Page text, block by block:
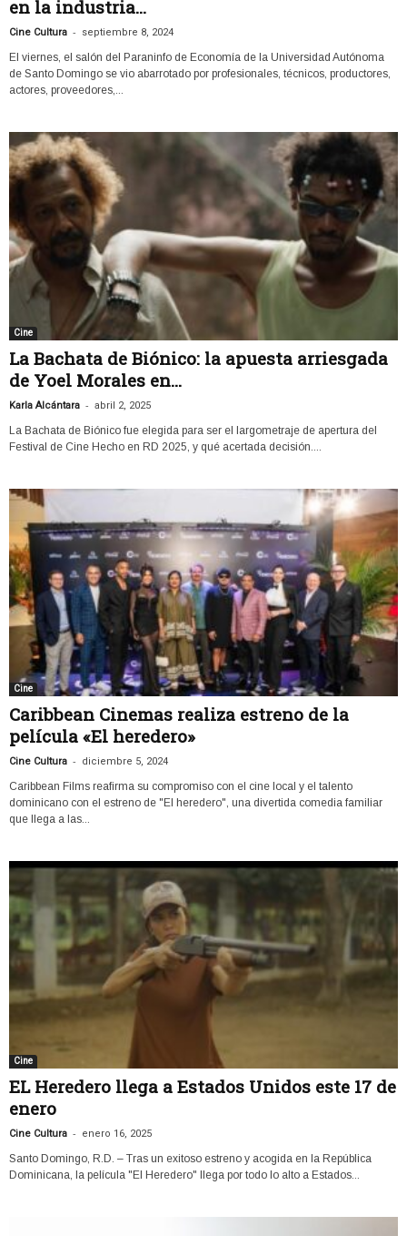
en la industria...
Cine Cultura - septiembre 8, 2024
El viernes, el salón del Paraninfo de Economía de la Universidad Autónoma
de Santo Domingo se vio abarrotado por profesionales, técnicos, productores,
actores, proveedores,...
Cine
La Bachata de Biónico: la apuesta arriesgada
de Yoel Morales en...
Karla Alcántara - abril 2, 2025
La Bachata de Biónico fue elegida para ser el largometraje de apertura del
Festival de Cine Hecho en RD 2025, y qué acertada decisión....
Cine
Caribbean Cinemas realiza estreno de la
película «El heredero»
Cine Cultura - diciembre 5, 2024
Caribbean Films reafirma su compromiso con el cine local y el talento
dominicano con el estreno de "El heredero", una divertida comedia familiar
que llega a las...
Cine
EL Heredero llega a Estados Unidos este 17 de
enero
Cine Cultura - enero 16, 2025
Santo Domingo, R.D. – Tras un exitoso estreno y acogida en la República
Dominicana, la película "El Heredero" llega por todo lo alto a Estados...